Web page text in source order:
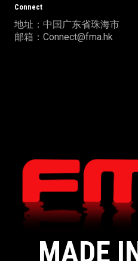
MADE
Connect
地址：中国广东省珠海市
邮箱：Connect@fma.hk